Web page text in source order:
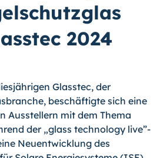
2024
Glasstec, der
beschäftigte sich eine
Ausstellern mit dem Thema
der „glass technology live”-
Neuentwicklung des